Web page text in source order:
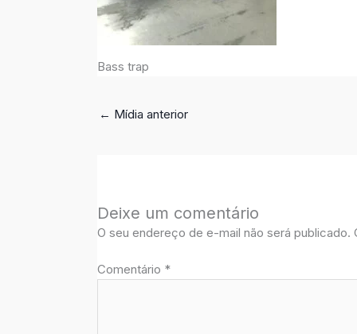
Bass trap
← Mídia anterior
Deixe um comentário
O seu endereço de e-mail não será publicado.
Comentário *